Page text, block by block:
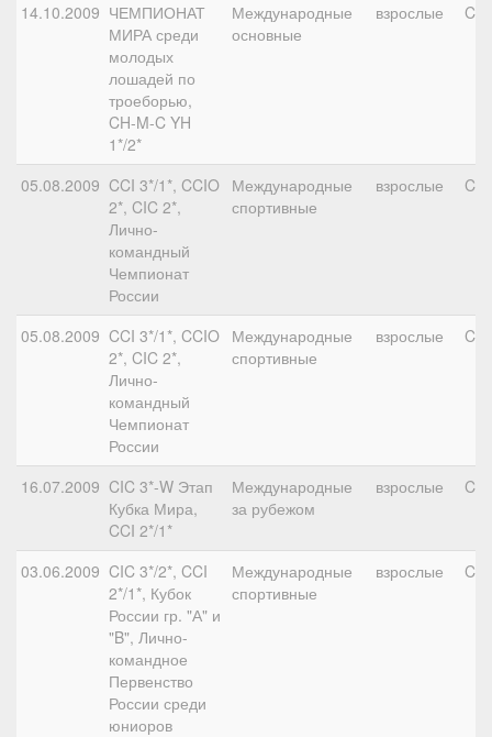
14.10.2009 ЧЕМПИОНАТ
МИРА среди
молодых
лошадей по
троеборью,
CH-M-C YH
1*/2*
Международные
основные
взрослые
05.08.2009 CCI 3*/1*, CCIO
2*, CIC 2*,
Лично-
командный
Чемпионат
России
Международные
спортивные
взрослые
05.08.2009 CCI 3*/1*, CCIO
2*, CIC 2*,
Лично-
командный
Чемпионат
России
Международные
спортивные
взрослые
16.07.2009 CIC 3*-W Этап
Кубка Мира,
CCI 2*/1*
Международные
за рубежом
взрослые
03.06.2009 CIC 3*/2*, CCI
2*/1*, Кубок
России гр. "А" и
"B", Лично-
командное
Первенство
России среди
юниоров
Международные
спортивные
взрослые